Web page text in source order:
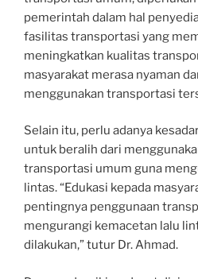
pemerintah dalam hal
fasilitas transportasi yang
meningkatkan kualitas
masyarakat merasa nyaman
menggunakan transportasi
Selain itu, perlu adanya
untuk beralih dari
transportasi umum guna
lintas. “Edukasi kepada
pentingnya penggunaan
mengurangi kemacetan lalu
dilakukan,” tutur Dr. Ahmad.